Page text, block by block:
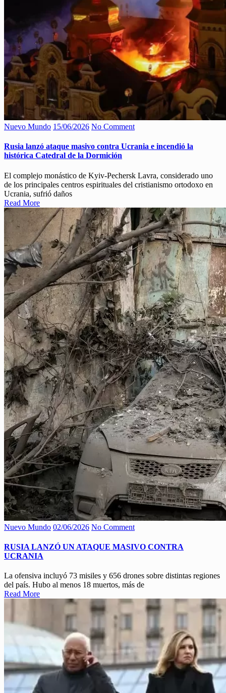
Nuevo Mundo 15/06/2026 No Comment
Rusia lanzó ataque masivo contra Ucrania e incendió la
histórica Catedral de la Dormición
El complejo monástico de Kyiv-Pechersk Lavra, considerado uno
de los principales centros espirituales del cristianismo ortodoxo en
Ucrania, sufrió daños
Read More
Nuevo Mundo 02/06/2026 No Comment
RUSIA LANZÓ UN ATAQUE MASIVO CONTRA
UCRANIA
La ofensiva incluyó 73 misiles y 656 drones sobre distintas regiones
del país. Hubo al menos 18 muertos, más de
Read More